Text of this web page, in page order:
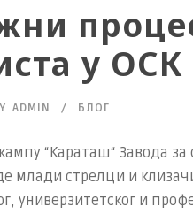
у
ADMIN БЛОГ
“Караташ“ Завода
млади стрелци и
универзитетског и